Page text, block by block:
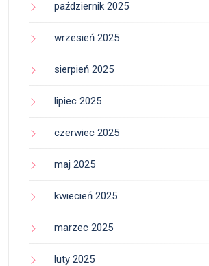
październik 2025
wrzesień 2025
sierpień 2025
lipiec 2025
czerwiec 2025
maj 2025
kwiecień 2025
marzec 2025
luty 2025